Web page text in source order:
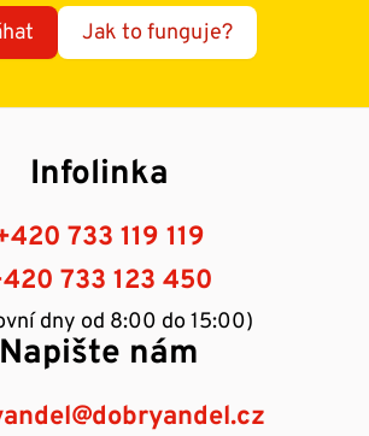
Jak to funguje?
Infolinka
733 119 119
733 123 450
dny od 8:00 do 15:00)
Napište nám